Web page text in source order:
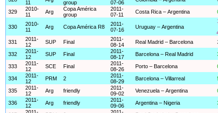
11
group
07-06
329
2010-
11
Arg
Copa América
group
2011-
07-11
Costa Rica – Argentina
330
2010-
11
Arg Copa América R8
2011-
07-16
Uruguay – Argentina
331
2011-
12
SUP Final
2011-
08-14
Real Madrid – Barcelona
332
2011-
12
SUP Final
2011-
08-17
Barcelona – Real Madrid
333
2011-
12
SCE Final
2011-
08-26
Porto – Barcelona
334
2011-
12
PRM 2
2011-
08-29
Barcelona – Villarreal
335
2011-
12
Arg friendly
2011-
09-02
Venezuela – Argentina
336
2011-
12
Arg friendly
2011-
09-06
Argentina – Nigeria